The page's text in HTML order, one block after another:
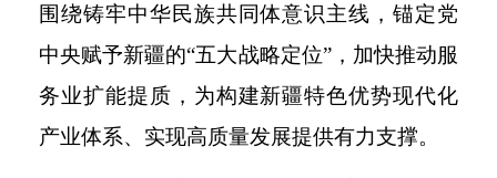
围绕铸牢中华民族共同体意识主线，锚定党
中央赋予新疆的“五大战略定位”，加快推动服
务业扩能提质，为构建新疆特色优势现代化
产业体系、实现高质量发展提供有力支撑。